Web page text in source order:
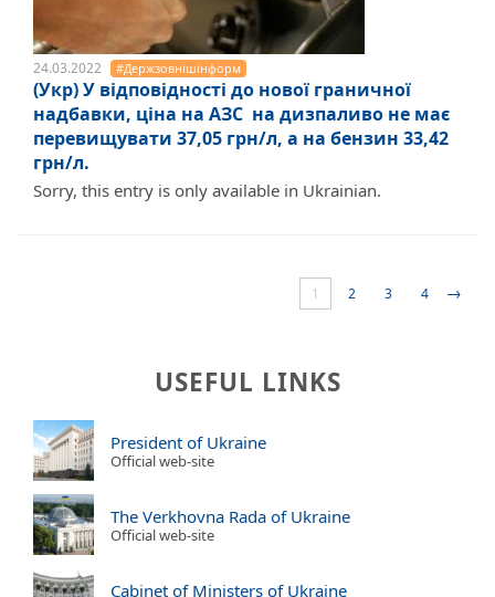
24.03.2022 #Держзовнішінформ
(Укр) У відповідності до нової граничної
надбавки, ціна на АЗС на дизпаливо не має
перевищувати 37,05 грн/л, а на бензин 33,42
грн/л.
Sorry, this entry is only available in Ukrainian.
1 2 3 4 →
USEFUL LINKS
President of Ukraine
Official web-site
The Verkhovna Rada of Ukraine
Official web-site
Cabinet of Ministers of Ukraine